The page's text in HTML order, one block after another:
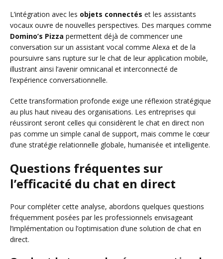
L’intégration avec les objets connectés et les assistants
vocaux ouvre de nouvelles perspectives. Des marques comme
Domino’s Pizza permettent déjà de commencer une
conversation sur un assistant vocal comme Alexa et de la
poursuivre sans rupture sur le chat de leur application mobile,
illustrant ainsi l’avenir omnicanal et interconnecté de
l’expérience conversationnelle.
Cette transformation profonde exige une réflexion stratégique
au plus haut niveau des organisations. Les entreprises qui
réussiront seront celles qui considèrent le chat en direct non
pas comme un simple canal de support, mais comme le cœur
d’une stratégie relationnelle globale, humanisée et intelligente.
Questions fréquentes sur
l’efficacité du chat en direct
Pour compléter cette analyse, abordons quelques questions
fréquemment posées par les professionnels envisageant
l’implémentation ou l’optimisation d’une solution de chat en
direct.